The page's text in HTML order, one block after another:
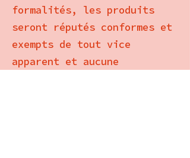
formalités, les produits
seront réputés conformes et
exempts de tout vice
apparent et aucune